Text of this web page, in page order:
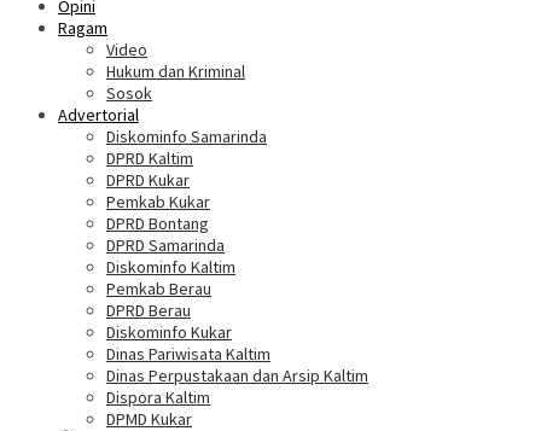
Opini
Ragam
Video
Hukum dan Kriminal
Sosok
Advertorial
Diskominfo Samarinda
DPRD Kaltim
DPRD Kukar
Pemkab Kukar
DPRD Bontang
DPRD Samarinda
Diskominfo Kaltim
Pemkab Berau
DPRD Berau
Diskominfo Kukar
Dinas Pariwisata Kaltim
Dinas Perpustakaan dan Arsip Kaltim
Dispora Kaltim
DPMD Kukar